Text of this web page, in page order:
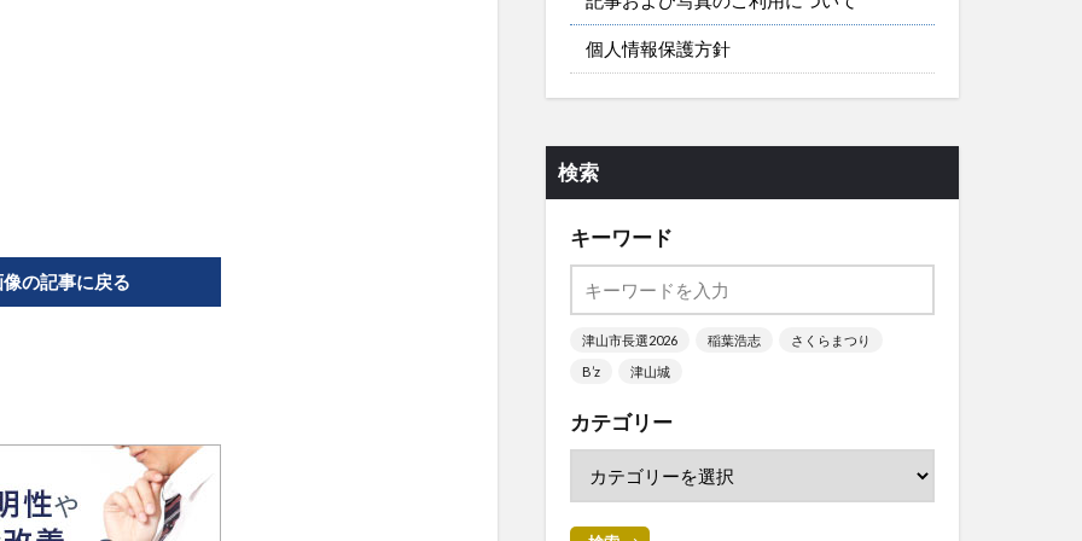
の記事に戻る
個人情報保護方針
検索
キーワード
津山市長選2026 稲葉浩志
さくらまつり
B’z
津山城
カテゴリー